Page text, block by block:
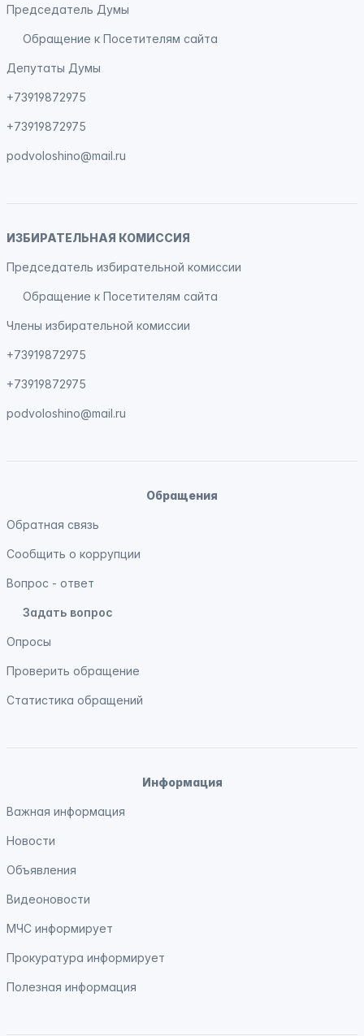
Председатель Думы
Обращение к Посетителям сайта
Депутаты Думы
+73919872975
+73919872975
podvoloshino@mail.ru
ИЗБИРАТЕЛЬНАЯ КОМИССИЯ
Председатель избирательной комиссии
Обращение к Посетителям сайта
Члены избирательной комиссии
+73919872975
+73919872975
podvoloshino@mail.ru
Обращения
Обратная связь
Сообщить о коррупции
Вопрос - ответ
Задать вопрос
Опросы
Проверить обращение
Статистика обращений
Информация
Важная информация
Новости
Объявления
Видеоновости
МЧС информирует
Прокуратура информирует
Полезная информация